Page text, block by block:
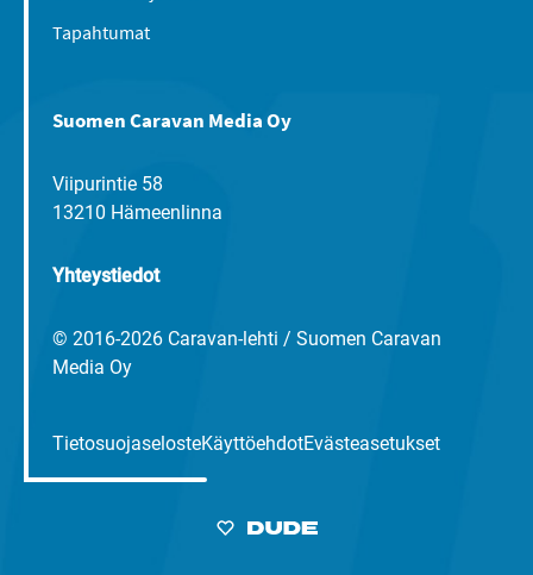
Tapahtumat
Suomen Caravan Media Oy
Viipurintie 58
13210 Hämeenlinna
Yhteystiedot
© 2016-2026 Caravan-lehti / Suomen Caravan
Media Oy
TietosuojaselosteKäyttöehdotEvästeasetukset